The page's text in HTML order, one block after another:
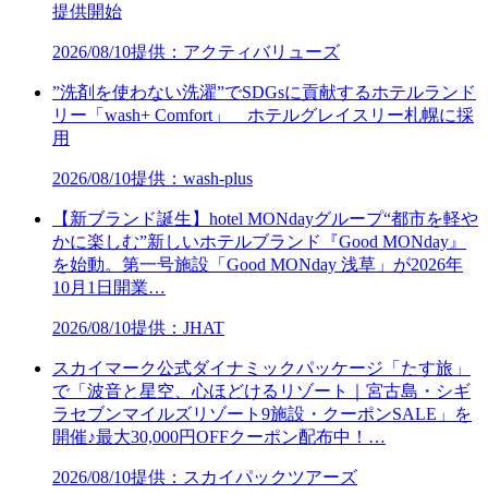
提供開始
2026/08/10提供：アクティバリューズ
”洗剤を使わない洗濯”でSDGsに貢献するホテルランド
リー「wash+ Comfort」 ホテルグレイスリー札幌に採
用
2026/08/10提供：wash-plus
【新ブランド誕生】hotel MONdayグループ“都市を軽や
かに楽しむ”新しいホテルブランド『Good MONday』
を始動。第一号施設「Good MONday 浅草」が2026年
10月1日開業…
2026/08/10提供：JHAT
スカイマーク公式ダイナミックパッケージ「たす旅」
で「波音と星空、心ほどけるリゾート｜宮古島・シギ
ラセブンマイルズリゾート9施設・クーポンSALE」を
開催♪最大30,000円OFFクーポン配布中！…
2026/08/10提供：スカイパックツアーズ